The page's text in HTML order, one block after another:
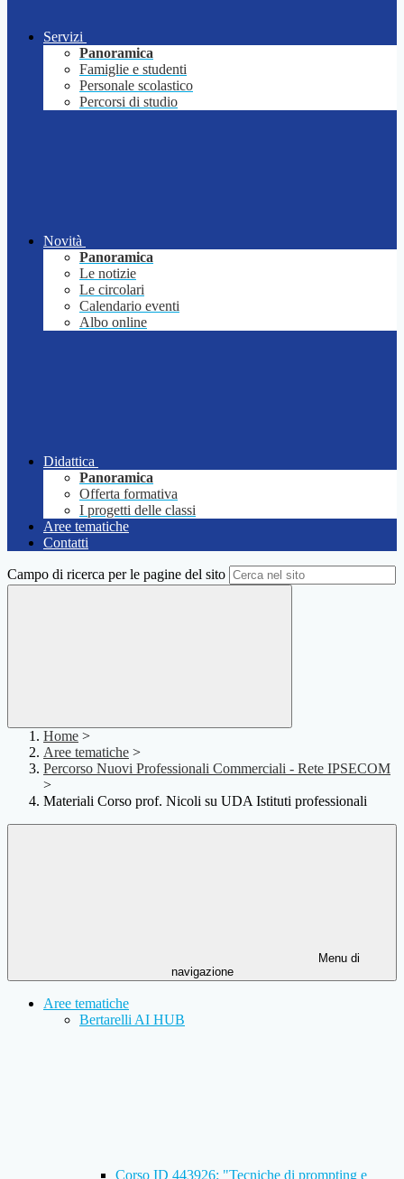
Servizi
Panoramica
Famiglie e studenti
Personale scolastico
Percorsi di studio
Novità
Panoramica
Le notizie
Le circolari
Calendario eventi
Albo online
Didattica
Panoramica
Offerta formativa
I progetti delle classi
Aree tematiche
Contatti
Campo di ricerca per le pagine del sito
Home >
Aree tematiche >
Percorso Nuovi Professionali Commerciali - Rete IPSECOM
>
Materiali Corso prof. Nicoli su UDA Istituti professionali
Menu di
navigazione
Aree tematiche
Bertarelli AI HUB
Corso ID 443926: "Tecniche di prompting e